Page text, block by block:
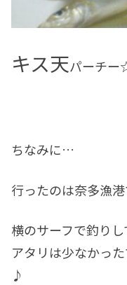
キス天パーチ
ちなみに…
行ったのは奈多漁港
横のサーフで釣りし
アタリは少なかっ
♪